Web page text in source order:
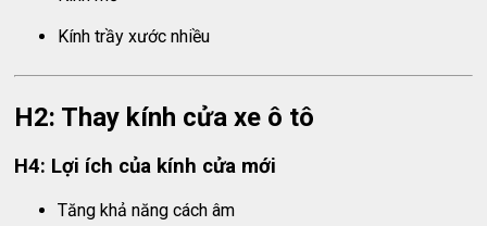
Kính trầy xước nhiều
H2: Thay kính cửa xe ô tô
H4: Lợi ích của kính cửa mới
Tăng khả năng cách âm